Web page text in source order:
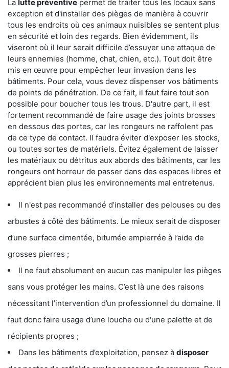
La lutte préventive permet de traiter tous les locaux sans
exception et d'installer des pièges de manière à couvrir
tous les endroits où ces animaux nuisibles se sentent plus
en sécurité et loin des regards. Bien évidemment, ils
viseront où il leur serait difficile d’essuyer une attaque de
leurs ennemies (homme, chat, chien, etc.). Tout doit être
mis en œuvre pour empêcher leur invasion dans les
bâtiments. Pour cela, vous devez dispenser vos bâtiments
de points de pénétration. De ce fait, il faut faire tout son
possible pour boucher tous les trous. D'autre part, il est
fortement recommandé de faire usage des joints brosses
en dessous des portes, car les rongeurs ne raffolent pas
de ce type de contact. Il faudra éviter d'exposer les stocks,
ou toutes sortes de matériels. Évitez également de laisser
les matériaux ou détritus aux abords des bâtiments, car les
rongeurs ont horreur de passer dans des espaces libres et
apprécient bien plus les environnements mal entretenus.
Il n'est pas recommandé d’installer des pelouses ou des
arbustes à côté des bâtiments. Le mieux serait de disposer
d’une surface cimentée, bitumée empierrée à l’aide de
grosses pierres ;
Il ne faut absolument en aucun cas manipuler les pièges
sans vous protéger les mains. C’est là une des raisons
nécessitant l’intervention d’un professionnel du domaine. Il
faut donc faire usage d’une louche ou d'une palette et de
récipients propres ;
Dans les bâtiments d’exploitation, pensez à disposer